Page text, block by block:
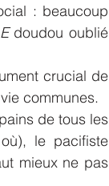
: beaucoup
doudou oublié
crucial de
communes.
de tous les
le pacifiste
mieux ne pas